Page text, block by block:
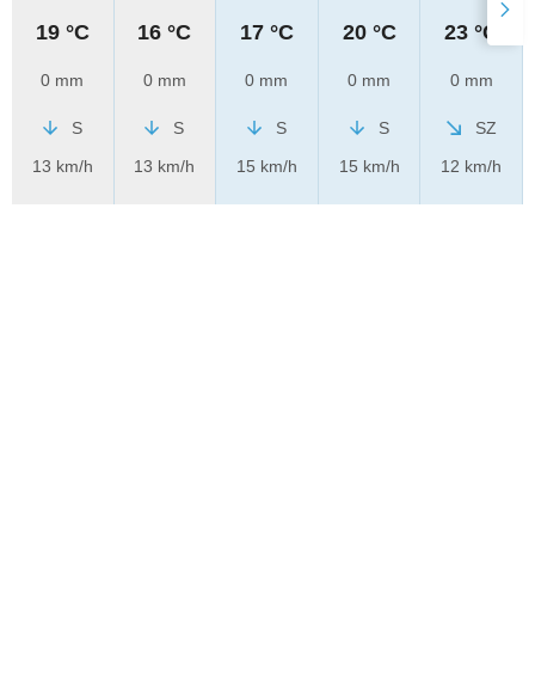
19 °C
0 mm
S
13 km/h
16 °C
0 mm
S
13 km/h
17 °C
0 mm
S
15 km/h
20 °C
0 mm
S
15 km/h
23 °C
0 mm
SZ
12 km/h